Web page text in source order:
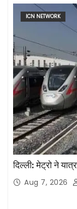
ICN NETWORK
दिल्ली: मेट्रो ने
Aug 7, 2026